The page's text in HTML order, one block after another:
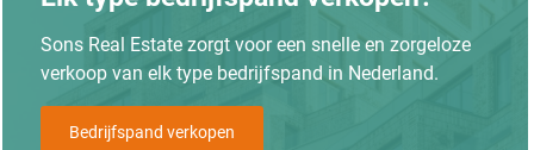
Sons Real Estate zorgt voor een snelle en zorgeloze
verkoop van elk type bedrijfspand in Nederland.
Bedrijfspand verkopen